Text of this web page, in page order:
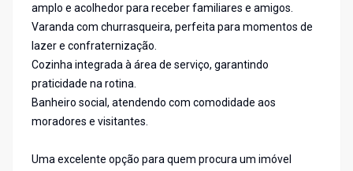
amplo e acolhedor para receber familiares e amigos.
Varanda com churrasqueira, perfeita para momentos de
lazer e confraternização.
Cozinha integrada à área de serviço, garantindo
praticidade na rotina.
Banheiro social, atendendo com comodidade aos
moradores e visitantes.
Uma excelente opção para quem procura um imóvel